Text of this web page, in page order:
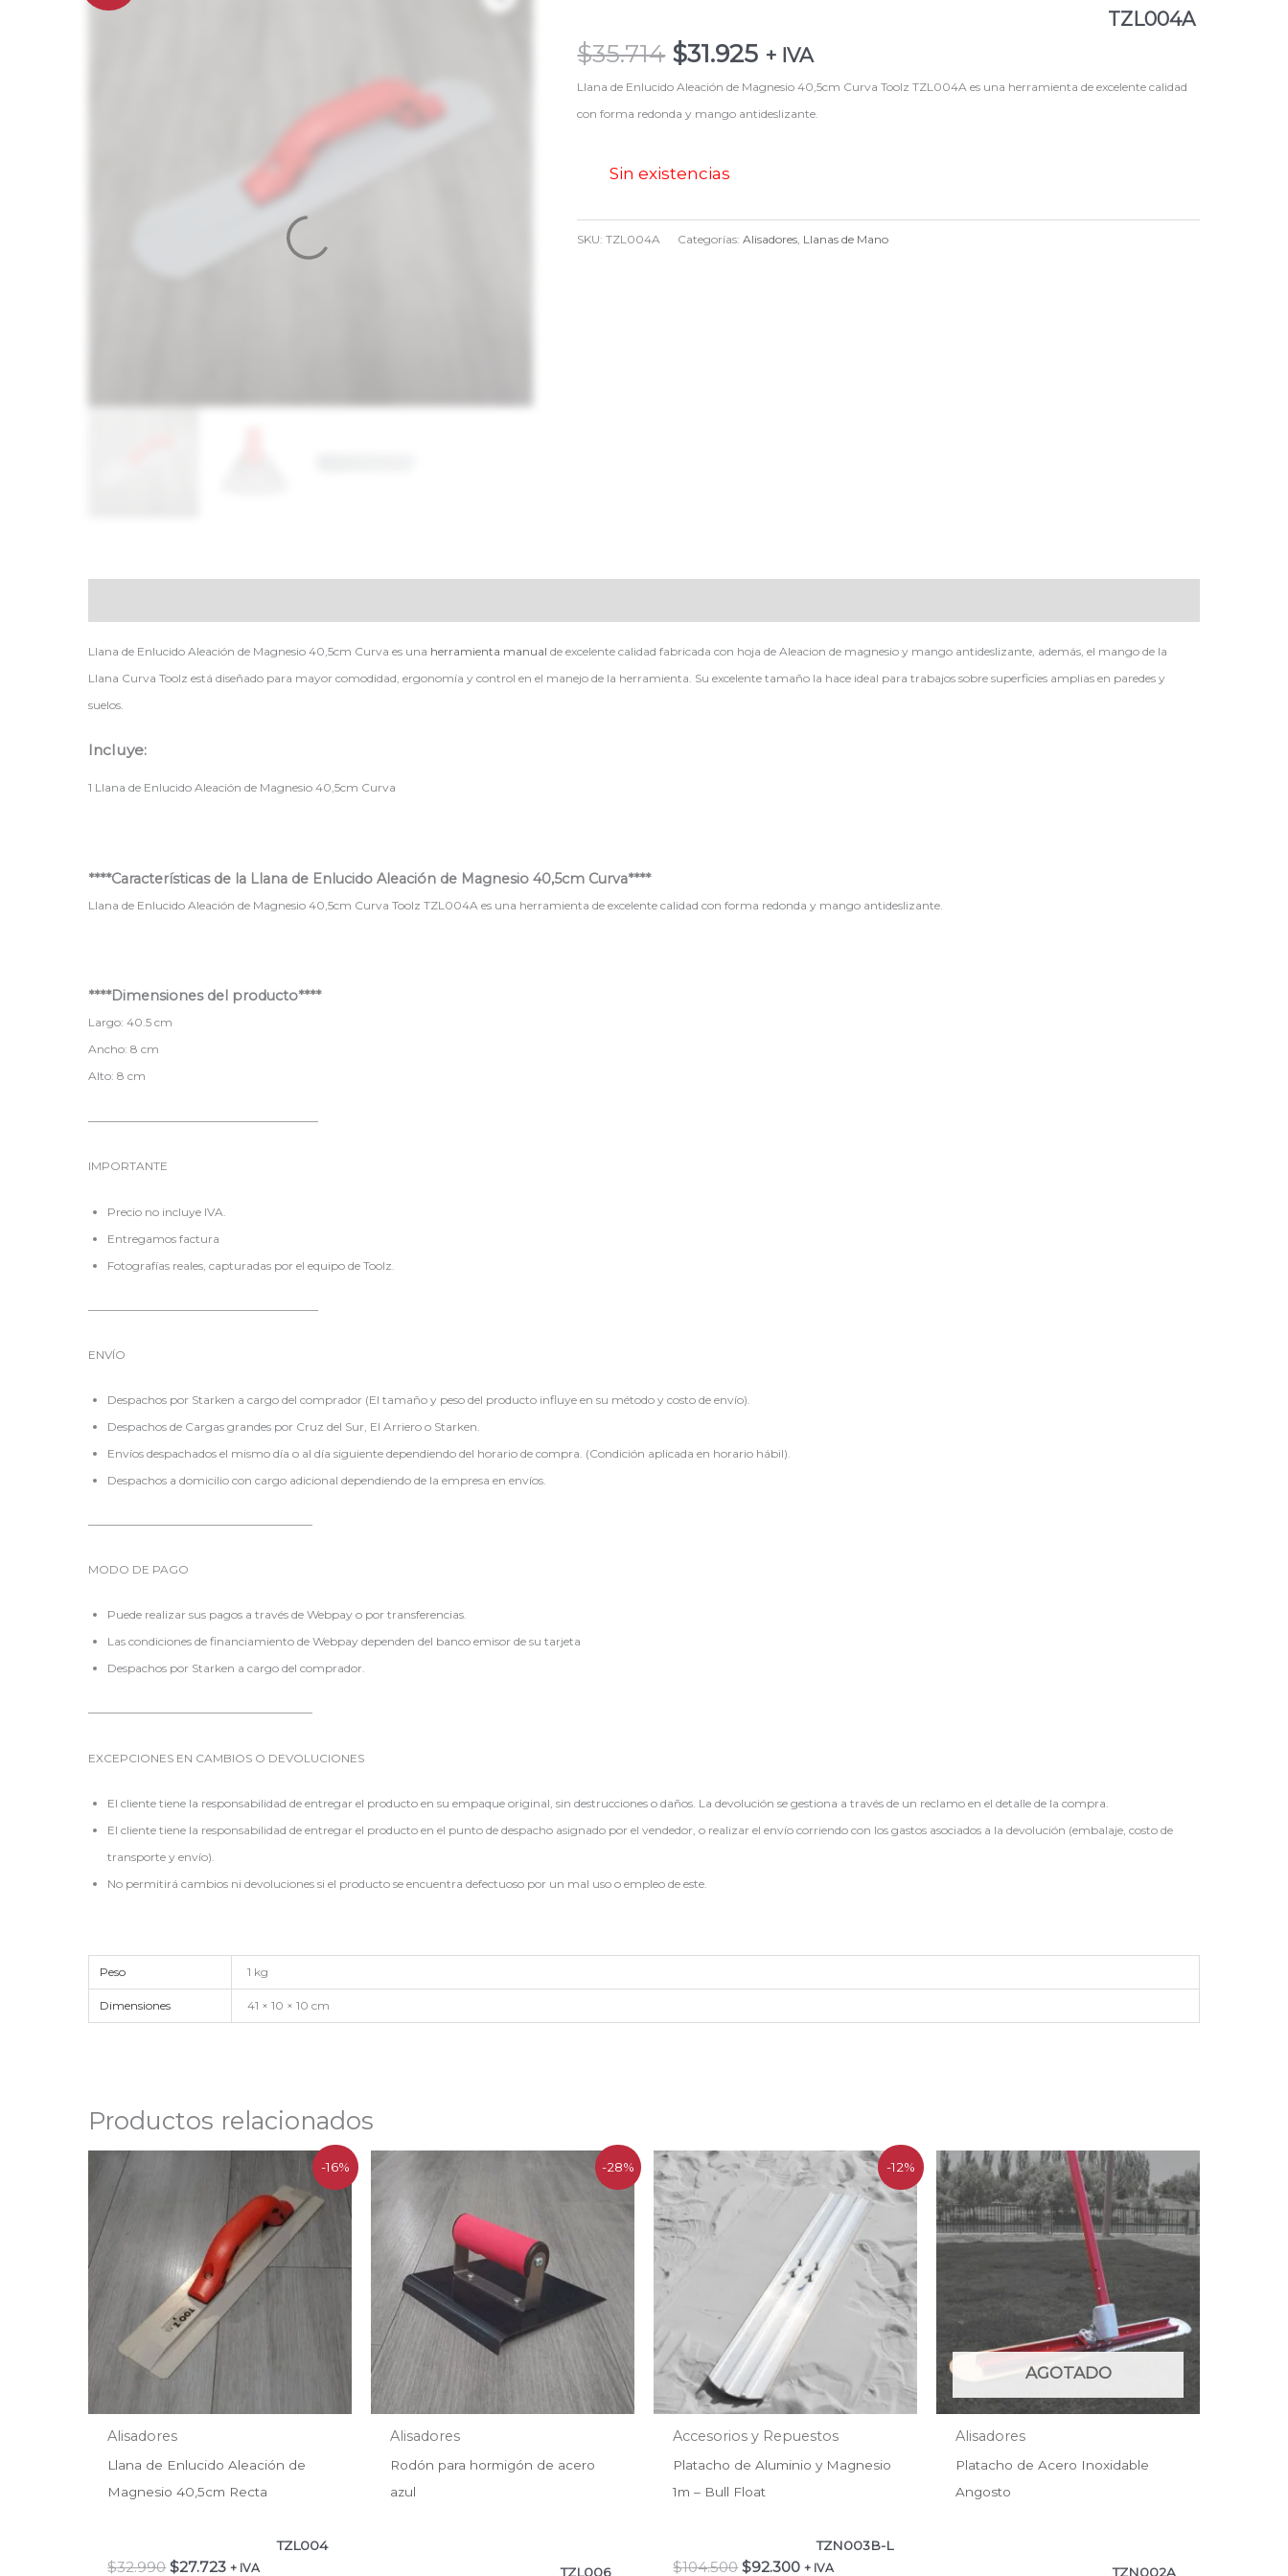
TZL004A
$35.714 era:
$35.714.
$31.925es:
$31.925.
+ IVA
Llana de Enlucido Aleación de Magnesio 40,5cm Curva Toolz TZL004A es una herramienta de excelente calidad
con forma redonda y mango antideslizante.
Sin existencias
SKU:TZL004A Categorías:Alisadores, Llanas de Mano
Llana de Enlucido Aleación de Magnesio 40,5cm Curva es una herramienta manual de excelente calidad fabricada con hoja de Aleacion de magnesio y mango antideslizante, además, el mango de la
Llana Curva Toolz está diseñado para mayor comodidad, ergonomía y control en el manejo de la herramienta. Su excelente tamaño la hace ideal para trabajos sobre superficies amplias en paredes y
suelos.
Incluye:
1 Llana de Enlucido Aleación de Magnesio 40,5cm Curva
****Características de la Llana de Enlucido Aleación de Magnesio 40,5cm Curva****
Llana de Enlucido Aleación de Magnesio 40,5cm Curva Toolz TZL004A es una herramienta de excelente calidad con forma redonda y mango antideslizante.
****Dimensiones del producto****
Largo: 40.5 cm
Ancho: 8 cm
Alto: 8 cm
————————————————————
IMPORTANTE
Precio no incluye IVA.
Entregamos factura
Fotografías reales, capturadas por el equipo de Toolz.
————————————————————
ENVÍO
Despachos por Starken a cargo del comprador (El tamaño y peso del producto influye en su método y costo de envío).
Despachos de Cargas grandes por Cruz del Sur, El Arriero o Starken.
Envíos despachados el mismo día o al día siguiente dependiendo del horario de compra. (Condición aplicada en horario hábil).
Despachos a domicilio con cargo adicional dependiendo de la empresa en envíos.
———————————————————–
MODO DE PAGO
Puede realizar sus pagos a través de Webpay o por transferencias.
Las condiciones de financiamiento de Webpay dependen del banco emisor de su tarjeta
Despachos por Starken a cargo del comprador.
———————————————————–
EXCEPCIONES EN CAMBIOS O DEVOLUCIONES
El cliente tiene la responsabilidad de entregar el producto en su empaque original, sin destrucciones o daños. La devolución se gestiona a través de un reclamo en el detalle de la compra.
El cliente tiene la responsabilidad de entregar el producto en el punto de despacho asignado por el vendedor, o realizar el envío corriendo con los gastos asociados a la devolución (embalaje, costo de
transporte y envío).
No permitirá cambios ni devoluciones si el producto se encuentra defectuoso por un mal uso o empleo de este.
Peso 1 kg
Dimensiones 41 × 10 × 10 cm
Productos relacionados
-16%
Alisadores
Llana de Enlucido Aleación de
Magnesio 40,5cm Recta
TZL004
$32.990
$32.990.
$27.723
actual
es:
$27.723.
+ IVA
-28%
Alisadores
Rodón para hormigón de acero
azul
TZL006
era:
$23.490.$16.798.
-12%
Accesorios y Repuestos
Platacho de Aluminio y Magnesio
1m – Bull Float
TZN003B-L
$104.500
El
precio
original
$104.500.
$92.300
El
precio
actual
es:
$92.300.
+ IVA
AGOTADO
Alisadores
Platacho de Acero Inoxidable
Angosto
TZN002A